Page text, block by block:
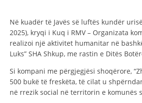
LIGJI I KRYQIT TË KUQ
STATUTI I KRYQIT TË KUQ
ORGANIZIMI DHE
Në kuadër të Javës së luftës kundër
2025), kryqi i Kuq i RMV – Organizata
realizoi një aktivitet humanitar në
Luks” SHA Shkup, me rastin e Ditës
Si kompani me përgjegjësi shoqërore,
500 bukë të freskëta, të cilat u
në rrezik social në territorin e komunës